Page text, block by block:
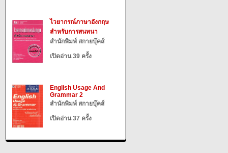
ไวยากรณ์ภาษาอังกฤษ
สำหรับการสนทนา
สำนักพิมพ์ สกายบุ๊คส์
เปิดอ่าน 39 ครั้ง
English Usage And
Grammar 2
สำนักพิมพ์ สกายบุ๊คส์
เปิดอ่าน 37 ครั้ง